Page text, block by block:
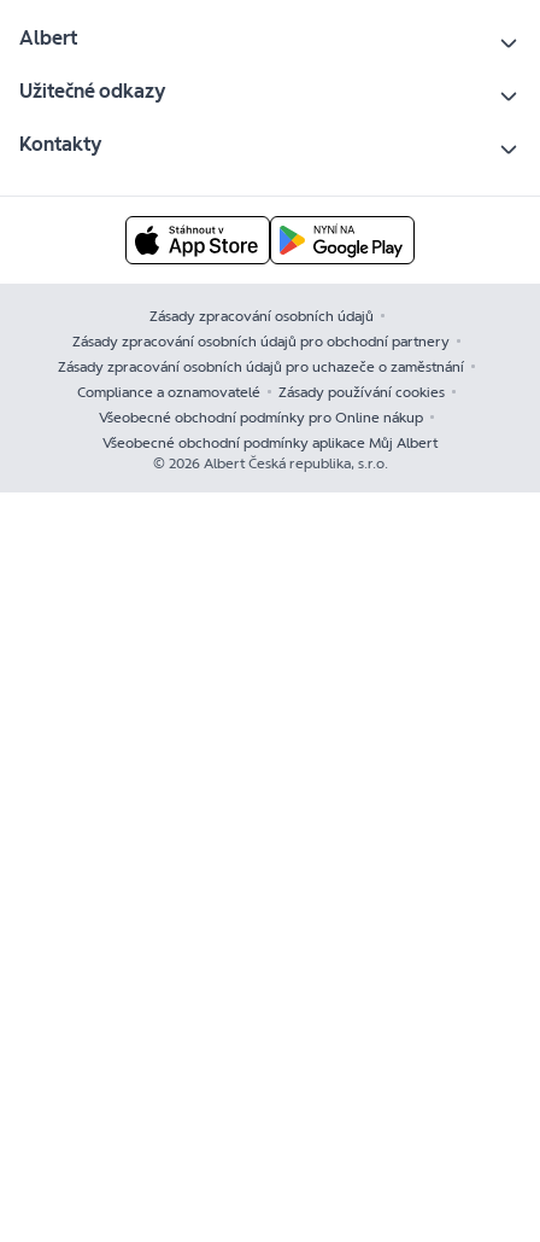
Albert
Užitečné odkazy
Kontakty
Zásady zpracování osobních údajů
Zásady zpracování osobních údajů pro obchodní partnery
Zásady zpracování osobních údajů pro uchazeče o zaměstnání
Compliance a oznamovatelé
Zásady používání cookies
Všeobecné obchodní podmínky pro Online nákup
Všeobecné obchodní podmínky aplikace Můj Albert
© 2026 Albert Česká republika, s.r.o.